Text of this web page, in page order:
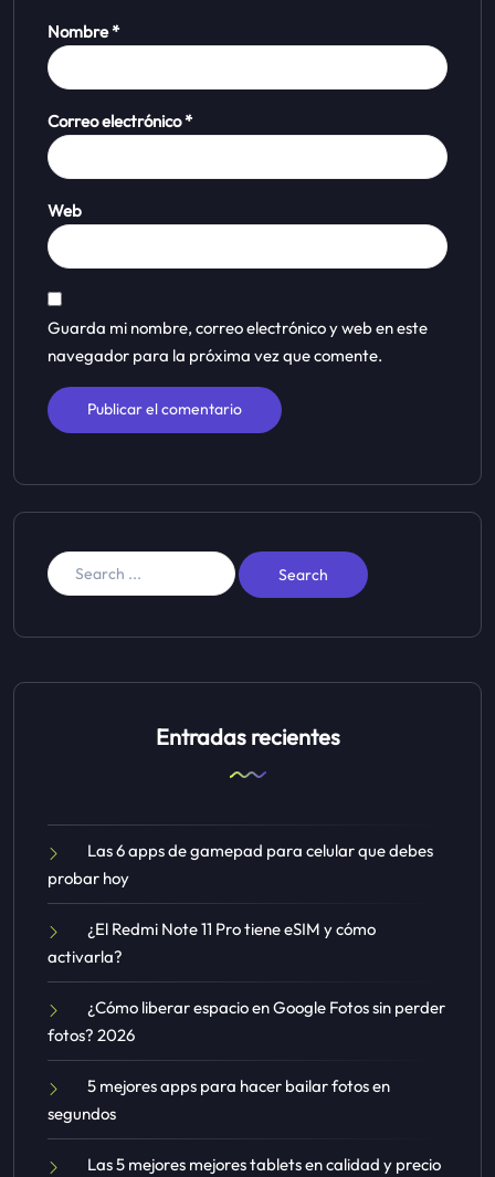
Nombre*
Correo electrónico*
Web
Guarda mi nombre, correo electrónico y web en este
navegador para la próxima vez que comente.
Entradas recientes
Las 6 apps de gamepad para celular que debes
probar hoy
¿El Redmi Note 11 Pro tiene eSIM y cómo
activarla?
¿Cómo liberar espacio en Google Fotos sin perder
fotos? 2026
5 mejores apps para hacer bailar fotos en
segundos
Las 5 mejores mejores tablets en calidad y precio